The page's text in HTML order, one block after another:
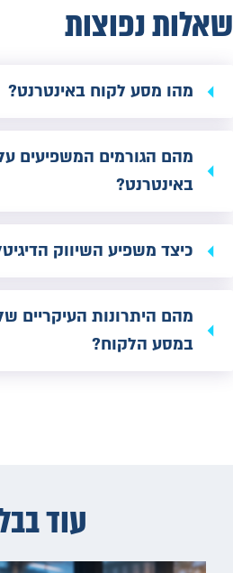
שאלות נפוצות
מהו מסע לקוח באינטרנט?
מהם הגורמים המשפיעים
באינטרנט?
כיצד משפיע השיווק
מהם היתרונות העיקריים
במסע הלקוח?
עוד